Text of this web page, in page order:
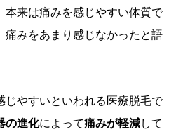
本来は痛みを感じやすい体質で
痛みをあまり感じなかったと語
じやすいといわれる医療脱毛で
の進化によって痛みが軽減して